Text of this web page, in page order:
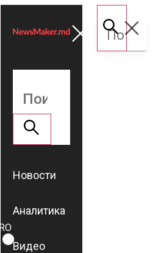
ROMÂNĂ
RU
Новости
Аналитика
Видео